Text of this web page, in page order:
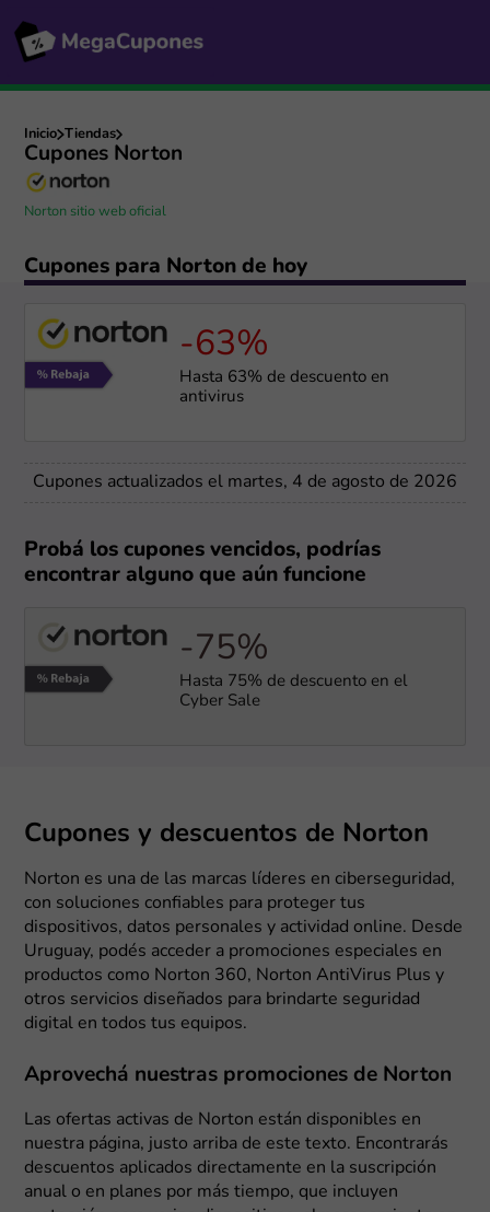
Inicio Tiendas
Cupones Norton
Norton sitio web oficial
Cupones para Norton de hoy
-63%
Hasta 63% de descuento en
antivirus
Cupones actualizados el martes, 4 de agosto de 2026
Probá los cupones vencidos, podrías
encontrar alguno que aún funcione
-75%
Hasta 75% de descuento en el
Cyber Sale
Cupones y descuentos de Norton
Norton es una de las marcas líderes en ciberseguridad,
con soluciones confiables para proteger tus
dispositivos, datos personales y actividad online. Desde
Uruguay, podés acceder a promociones especiales en
productos como Norton 360, Norton AntiVirus Plus y
otros servicios diseñados para brindarte seguridad
digital en todos tus equipos.
Aprovechá nuestras promociones de Norton
Las ofertas activas de Norton están disponibles en
nuestra página, justo arriba de este texto. Encontrarás
descuentos aplicados directamente en la suscripción
anual o en planes por más tiempo, que incluyen